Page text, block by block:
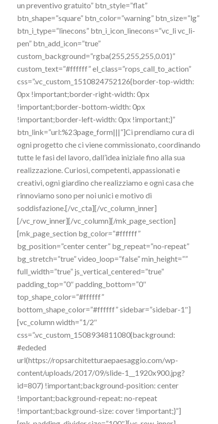
un preventivo gratuito” btn_style=”flat”
btn_shape=”square” btn_color=”warning” btn_size=”lg”
btn_i_type=”linecons” btn_i_icon_linecons=”vc_li vc_li-
pen” btn_add_icon=”true”
custom_background=”rgba(255,255,255,0.01)”
custom_text=”#ffffff” el_class=”rops_call_to_action”
css=”.vc_custom_1510824752126{border-top-width:
0px !important;border-right-width: 0px
!important;border-bottom-width: 0px
!important;border-left-width: 0px !important;}”
btn_link=”url:%23page_form|||”]Ci prendiamo cura di
ogni progetto che ci viene commissionato, coordinando
tutte le fasi del lavoro, dall’idea iniziale fino alla sua
realizzazione. Curiosi, competenti, appassionati e
creativi, ogni giardino che realizziamo e ogni casa che
rinnoviamo sono per noi unici e motivo di
soddisfazione.[/vc_cta][/vc_column_inner]
[/vc_row_inner][/vc_column][/mk_page_section]
[mk_page_section bg_color=”#ffffff”
bg_position=”center center” bg_repeat=”no-repeat”
bg_stretch=”true” video_loop=”false” min_height=””
full_width=”true” js_vertical_centered=”true”
padding_top=”0″ padding_bottom=”0″
top_shape_color=”#ffffff”
bottom_shape_color=”#ffffff” sidebar=”sidebar-1″]
[vc_column width=”1/2″
css=”.vc_custom_1508934811080{background:
#ededed
url(https://ropsarchitetturaepaesaggio.com/wp-
content/uploads/2017/09/slide-1__1920x900.jpg?
id=807) !important;background-position: center
!important;background-repeat: no-repeat
!important;background-size: cover !important;}”]